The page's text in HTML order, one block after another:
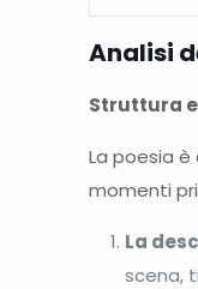
Analisi
Struttura
La poesia
momenti
La
scena,